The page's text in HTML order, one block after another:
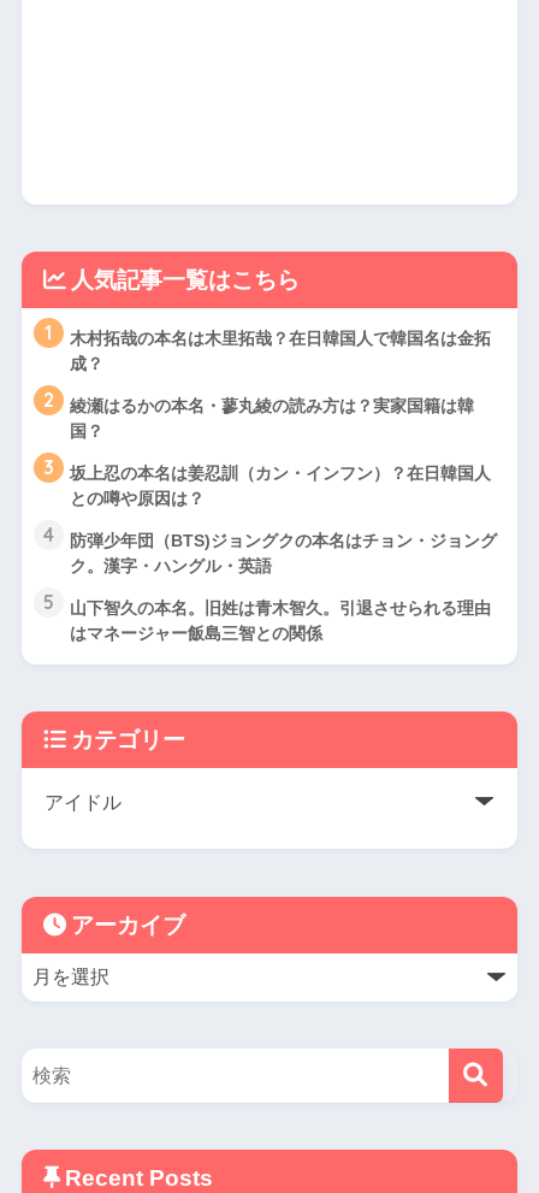
人気記事一覧はこちら
1
木村拓哉の本名は木里拓哉？在日韓国人で韓国名は金拓
成？
2
綾瀬はるかの本名・蓼丸綾の読み方は？実家国籍は韓
国？
3
坂上忍の本名は姜忍訓（カン・インフン）？在日韓国人
との噂や原因は？
4
防弾少年団（BTS)ジョングクの本名はチョン・ジョング
ク。漢字・ハングル・英語
5
山下智久の本名。旧姓は青木智久。引退させられる理由
はマネージャー飯島三智との関係
カテゴリー
アーカイブ
Recent Posts